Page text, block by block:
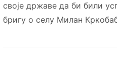
своје државе да би били
бригу о селу Милан